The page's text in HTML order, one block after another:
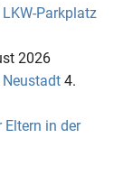
Parkplatz
2026
4.
in der